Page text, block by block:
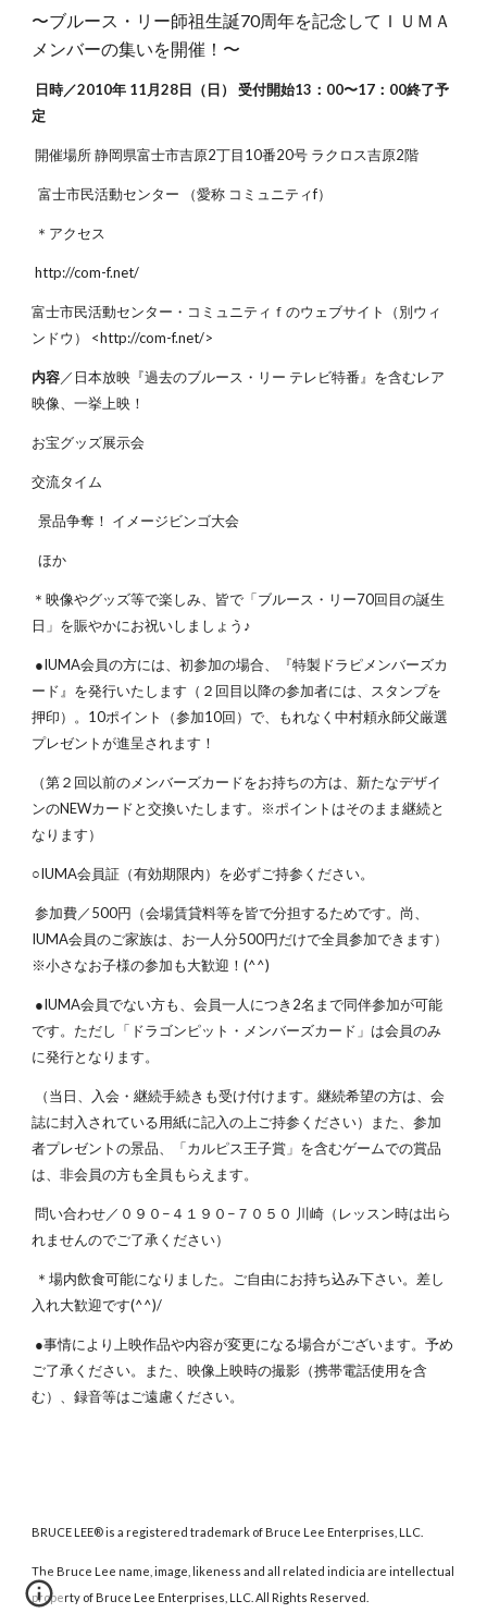
〜ブルース・リー師祖生誕70周年を記念してＩＵＭＡ
メンバーの集いを開催！〜
日時／2010年 11月28日（日） 受付開始13：00〜17：00終了予
定
開催場所 静岡県富士市吉原2丁目10番20号 ラクロス吉原2階
富士市民活動センター （愛称 コミュニティf）
＊アクセス
http://com-f.net/
富士市民活動センター・コミュニティｆのウェブサイト（別ウィ
ンドウ） <http://com-f.net/>
内容／日本放映『過去のブルース・リー テレビ特番』を含むレア
映像、一挙上映！
お宝グッズ展示会
交流タイム
景品争奪！ イメージビンゴ大会
ほか
＊映像やグッズ等で楽しみ、皆で「ブルース・リー70回目の誕生
日」を賑やかにお祝いしましょう♪
●IUMA会員の方には、初参加の場合、『特製ドラピメンバーズカ
ード』を発行いたします（２回目以降の参加者には、スタンプを
押印）。10ポイント（参加10回）で、もれなく中村頼永師父厳選
プレゼントが進呈されます！
（第２回以前のメンバーズカードをお持ちの方は、新たなデザイ
ンのNEWカードと交換いたします。※ポイントはそのまま継続と
なります）
○IUMA会員証（有効期限内）を必ずご持参ください。
参加費／500円（会場賃貸料等を皆で分担するためです。尚、
IUMA会員のご家族は、お一人分500円だけで全員参加できます）
※小さなお子様の参加も大歓迎！(^^)
●IUMA会員でない方も、会員一人につき2名まで同伴参加が可能
です。ただし「ドラゴンピット・メンバーズカード」は会員のみ
に発行となります。
（当日、入会・継続手続きも受け付けます。継続希望の方は、会
誌に封入されている用紙に記入の上ご持参ください）また、参加
者プレゼントの景品、「カルピス王子賞」を含むゲームでの賞品
は、非会員の方も全員もらえます。
問い合わせ／０９０−４１９０−７０５０ 川崎（レッスン時は出ら
れませんのでご了承ください）
＊場内飲食可能になりました。ご自由にお持ち込み下さい。差し
入れ大歓迎です(^^)/
●事情により上映作品や内容が変更になる場合がございます。予め
ご了承ください。また、映像上映時の撮影（携帯電話使用を含
む）、録音等はご遠慮ください。
BRUCE LEE® is a registered trademark of Bruce Lee Enterprises, LLC.
The Bruce Lee name, image, likeness and all related indicia are intellectual
property of Bruce Lee Enterprises, LLC. All Rights Reserved.